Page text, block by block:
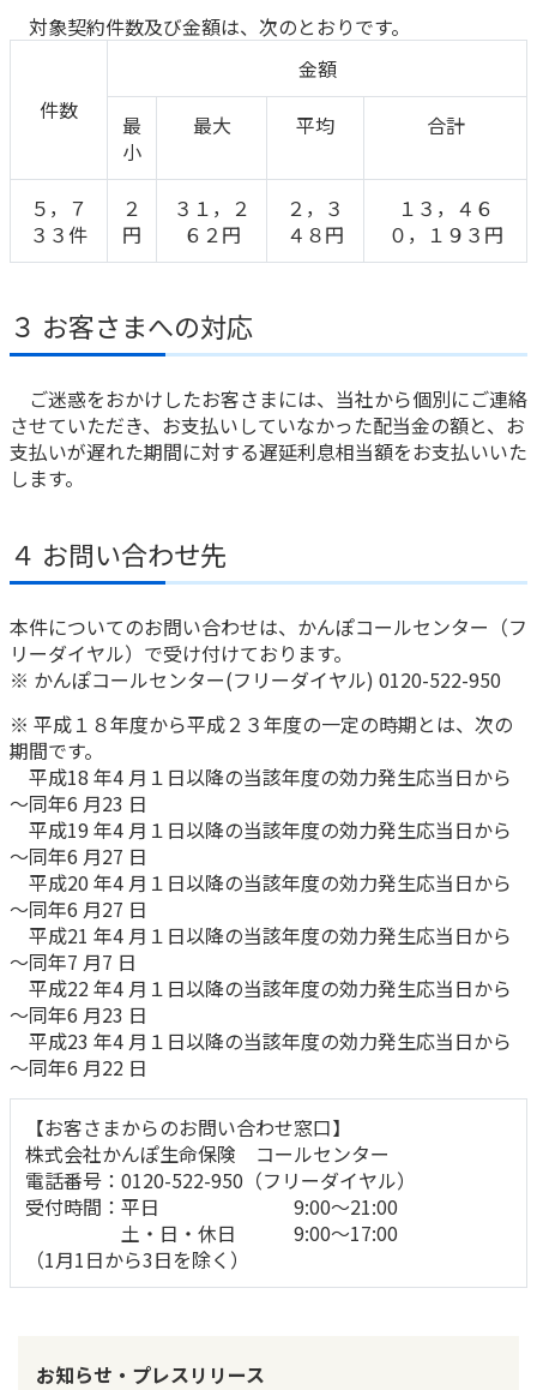
各種サービス・お知らせ
かんぽプラチナライフサービス
ご契約のしおり・約款（Web約款）
保険用語集
お問い合わせ
お問い合わせ
かんぽアプリ～かんぽの健康と安心を手のひらに～
すこやか健康ラボ
ラジオ体操・みんなの体操
ラジオ体操ポータルサイト
かんぽ生命のサステナビリティ
かんぽジャンクション
対象契約件数及び金額は、次のとおりです。
件数
金額
最
小
最大 平均 合計
５，７
３３件
２
円
３１，２
６２円
２，３
４８円
１３，４６
０，１９３円
３ お客さまへの対応
ご迷惑をおかけしたお客さまには、当社から個別にご連絡
させていただき、お支払いしていなかった配当金の額と、お
支払いが遅れた期間に対する遅延利息相当額をお支払いいた
します。
４ お問い合わせ先
本件についてのお問い合わせは、かんぽコールセンター（フ
リーダイヤル）で受け付けております。
※ かんぽコールセンター(フリーダイヤル) 0120-522-950
※ 平成１８年度から平成２３年度の一定の時期とは、次の
期間です。
平成18 年4 月１日以降の当該年度の効力発生応当日から
～同年6 月23 日
平成19 年4 月１日以降の当該年度の効力発生応当日から
～同年6 月27 日
平成20 年4 月１日以降の当該年度の効力発生応当日から
～同年6 月27 日
平成21 年4 月１日以降の当該年度の効力発生応当日から
～同年7 月7 日
平成22 年4 月１日以降の当該年度の効力発生応当日から
～同年6 月23 日
平成23 年4 月１日以降の当該年度の効力発生応当日から
～同年6 月22 日
【お客さまからのお問い合わせ窓口】
株式会社かんぽ生命保険 コールセンター
電話番号：0120-522-950（フリーダイヤル）
受付時間：平日 9:00～21:00
土・日・休日 9:00～17:00
（1月1日から3日を除く）
お知らせ・プレスリリース